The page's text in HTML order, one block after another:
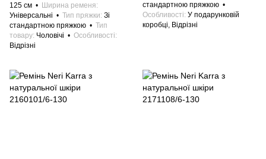
125 см
Ширина ременя
Універсальні
Тип пряжки Зі
стандартною пряжкою
Тип
товару Чоловічі
Особливості
Відрізні
стандартною пряжкою
Особливості У подарунковій
коробці, Відрізні